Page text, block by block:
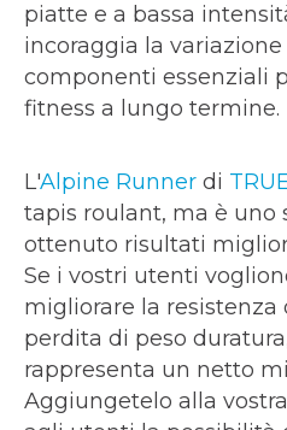
piatte e a bassa
incoraggia la variazione
componenti essenziali
fitness a lungo termine.
L'Alpine Runner di
tapis roulant, ma è uno
ottenuto risultati
Se i vostri utenti
migliorare la resistenza
perdita di peso
rappresenta un netto
Aggiungetelo alla